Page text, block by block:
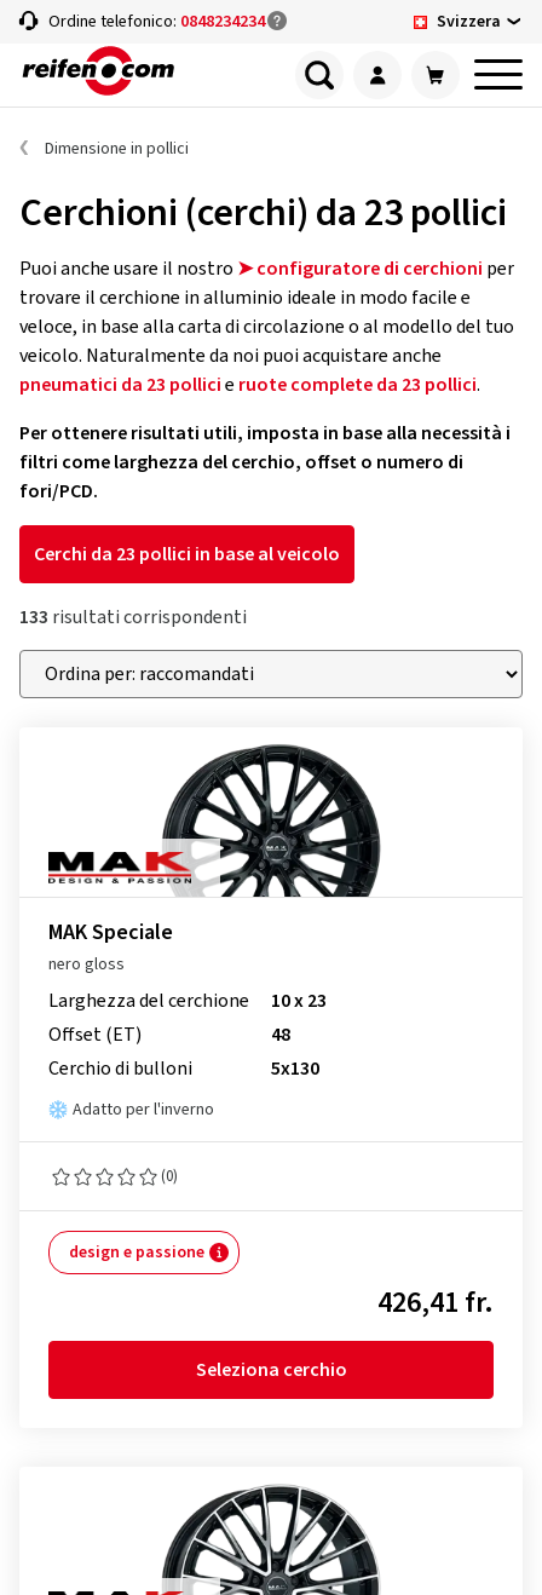
Ordine telefonico: 0848234234 Svizzera
Dimensione in pollici
Cerchioni (cerchi) da 23 pollici
Puoi anche usare il nostro ➤ configuratore di cerchioni per
trovare il cerchione in alluminio ideale in modo facile e
veloce, in base alla carta di circolazione o al modello del tuo
veicolo. Naturalmente da noi puoi acquistare anche
pneumatici da 23 pollicie ruote complete da 23 pollici.
Per ottenere risultati utili, imposta in base alla necessità i
filtri come larghezza del cerchio, offset o numero di
fori/PCD.
Cerchi da 23 pollici in base al veicolo
133 risultati corrispondenti
MAK Speciale
nero gloss
Larghezza del cerchione
10 x 23
Offset (ET)
48
Cerchio di bulloni
5x130
Adatto per l'inverno
(0)
design e passione
426,41 fr.
Seleziona cerchio